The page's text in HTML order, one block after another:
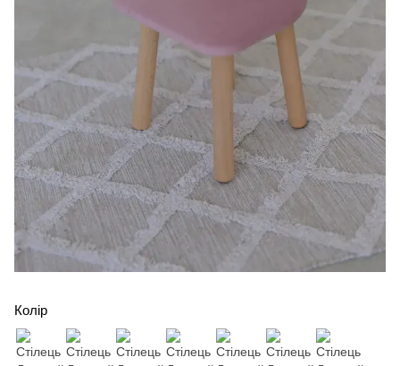
Колір